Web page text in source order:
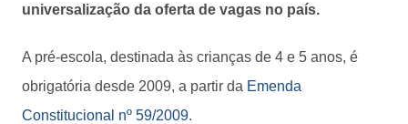
universalização da oferta de vagas no país.
A pré-escola, destinada às crianças de 4 e 5 anos, é
obrigatória desde 2009, a partir da Emenda
Constitucional nº 59/2009.